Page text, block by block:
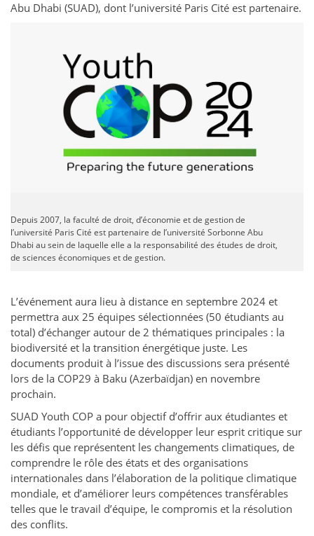
Abu Dhabi (SUAD), dont l’université Paris Cité est partenaire.
Depuis 2007, la faculté de droit, d’économie et de gestion de
l’université Paris Cité est partenaire de l’université Sorbonne Abu
Dhabi au sein de laquelle elle a la responsabilité des études de droit,
de sciences économiques et de gestion.
L’événement aura lieu à distance en septembre 2024 et
permettra aux 25 équipes sélectionnées (50 étudiants au
total) d’échanger autour de 2 thématiques principales : la
biodiversité et la transition énergétique juste. Les
documents produit à l’issue des discussions sera présenté
lors de la COP29 à Baku (Azerbaïdjan) en novembre
prochain.
SUAD Youth COP a pour objectif d’offrir aux étudiantes et
étudiants l’opportunité de développer leur esprit critique sur
les défis que représentent les changements climatiques, de
comprendre le rôle des états et des organisations
internationales dans l’élaboration de la politique climatique
mondiale, et d’améliorer leurs compétences transférables
telles que le travail d’équipe, le compromis et la résolution
des conflits.